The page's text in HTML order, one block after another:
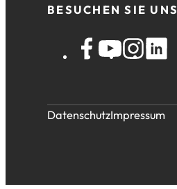
BESUCHEN SIE UNS
DatenschutzImpressum